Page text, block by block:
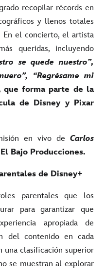
recopilar récords en
y llenos totales
En el concierto,el artista
queridas, incluyendo
se quede nuestro”,
“Regrésame mi
que forma parte de la
de Disney y Pixar
en vivo de Carlos
El Bajo Producciones.
de Disney+
parentales que los
para garantizar que
apropiada de
del contenido en cada
clasificación superior
se muestran al explorar